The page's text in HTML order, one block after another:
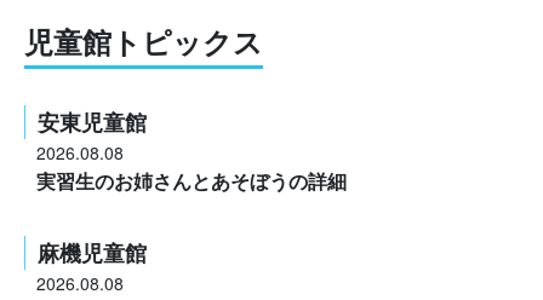
児童館トピックス
安東児童館
2026.08.08
実習生のお姉さんとあそぼうの詳細
麻機児童館
2026.08.08